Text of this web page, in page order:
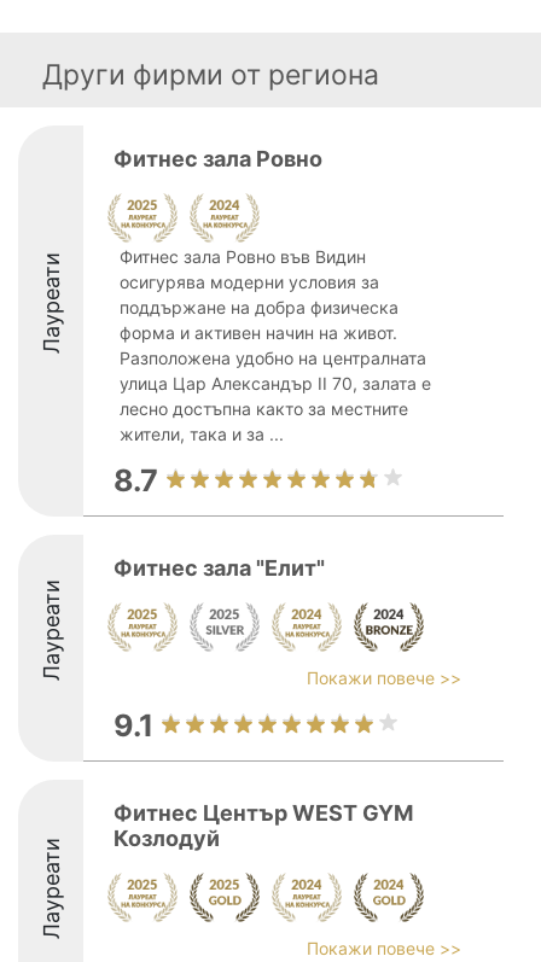
Други фирми от региона
Лауреати
Фитнес зала Ровно
Фитнес зала Ровно във Видин
осигурява модерни условия за
поддържане на добра физическа
форма и активен начин на живот.
Разположена удобно на централната
улица Цар Александър II 70, залата е
лесно достъпна както за местните
жители, така и за ...
8.7
Лауреати
Фитнес зала "Елит"
Покажи повече >>
9.1
Лауреати
Фитнес Център WEST GYM
Козлодуй
Покажи повече >>